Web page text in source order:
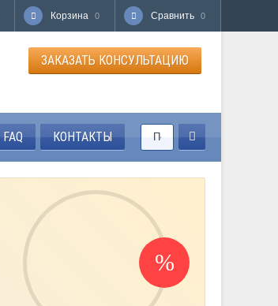
Корзина 0 Сравнить 0
ЗАКАЗАТЬ КОНСУЛЬТАЦИЮ
FAQ КОНТАКТЫ